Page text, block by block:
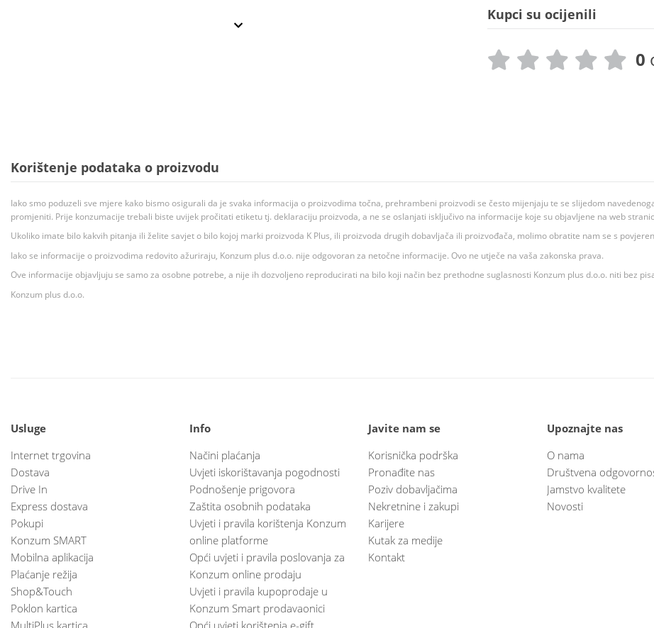
Kupci su ocijenili
0
Korištenje podataka o proizvodu
Iako smo poduzeli sve mjere kako bismo osigurali da je svaka informacija o proizvodima točna, prehrambeni proizvodi se često mijenjaju te se slijedom
promjeniti. Prije konzumacije trebali biste uvijek pročitati etiketu tj. deklaraciju proizvoda, a ne se oslanjati isključivo na informacije koje su objavljene na web
Ukoliko imate bilo kakvih pitanja ili želite savjet o bilo kojoj marki proizvoda K Plus, ili proizvoda drugih dobavljača ili proizvođača, molimo obratite nam se s
Iako se informacije o proizvodima redovito ažuriraju, Konzum plus d.o.o. nije odgovoran za netočne informacije. Ovo ne utječe na vaša zakonska prava.
Ove informacije objavljuju se samo za osobne potrebe, a nije ih dozvoljeno reproducirati na bilo koji način bez prethodne suglasnosti Konzum plus d.o.o. niti bez
Konzum plus d.o.o.
Usluge
Internet trgovina
Dostava
Drive In
Express dostava
Pokupi
Konzum SMART
Mobilna aplikacija
Plaćanje režija
Shop&Touch
Poklon kartica
MultiPlus kartica
Info
Načini plaćanja
Uvjeti iskorištavanja pogodnosti
Podnošenje prigovora
Zaštita osobnih podataka
Uvjeti i pravila korištenja Konzum
online platforme
Opći uvjeti i pravila poslovanja za
Konzum online prodaju
Uvjeti i pravila kupoprodaje u
Konzum Smart prodavaonici
Opći uvjeti korištenja e-gift
Javite nam se
Korisnička podrška
Pronađite nas
Poziv dobavljačima
Nekretnine i zakupi
Karijere
Kutak za medije
Kontakt
Upoznajte nas
O nama
Društvena
Jamstvo kvalitete
Novosti